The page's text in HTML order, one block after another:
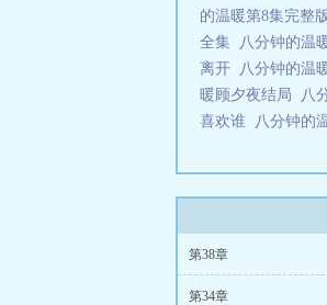
的温暖第8集完整
全集
八分钟的温
离开
八分钟的温
暖顾夕夜结局
八
喜欢谁
八分钟的
第38章
第34章